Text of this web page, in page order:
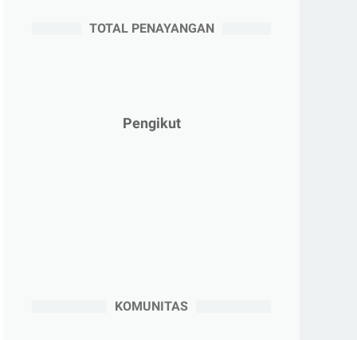
April 2025 (5)
TOTAL PENAYANGAN
Pengikut
KOMUNITAS